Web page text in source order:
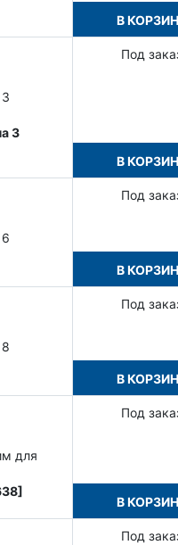
В
3
Под
В
Под
В
Под
В
для
Под
В
Под